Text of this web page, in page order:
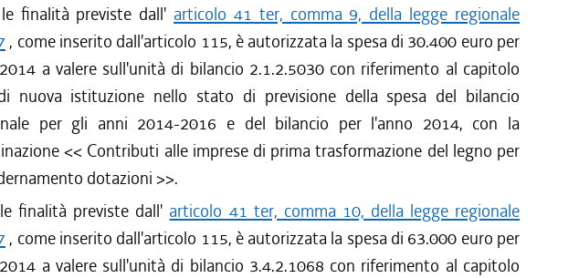
finalità previste dall' articolo 41 ter, comma 9, della legge regionale
, come inserito dall'articolo 115, è autorizzata la spesa di 30.400 euro per
a valere sull'unità di bilancio 2.1.2.5030 con riferimento al capitolo
nuova istituzione nello stato di previsione della spesa del bilancio
per gli anni 2014-2016 e del bilancio per l'anno 2014, con la
<< Contributi alle imprese di prima trasformazione del legno per
dotazioni >>.
finalità previste dall' articolo 41 ter, comma 10, della legge regionale
, come inserito dall'articolo 115, è autorizzata la spesa di 63.000 euro per
a valere sull'unità di bilancio 3.4.2.1068 con riferimento al capitolo